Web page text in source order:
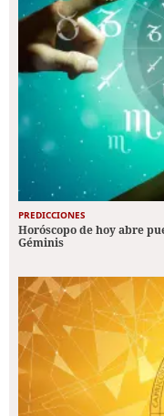
PREDICCIONES
Horóscopo de hoy abre
Géminis